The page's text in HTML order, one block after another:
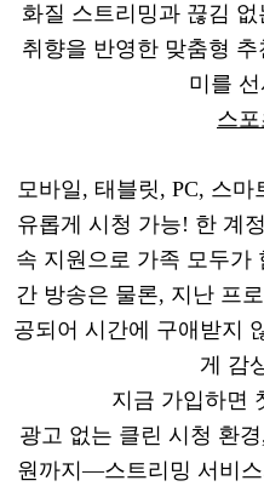
화질 스트리밍과 끊김
취향을 반영한 맞춤형
미를
스포
모바일, 태블릿, PC, 스
유롭게 시청 가능! 한 계
속 지원으로 가족 모두가
간 방송은 물론, 지난 프
공되어 시간에 구애받지
게 감
지금 가입하면
광고 없는 클린 시청 환
원까지—스트리밍 서비